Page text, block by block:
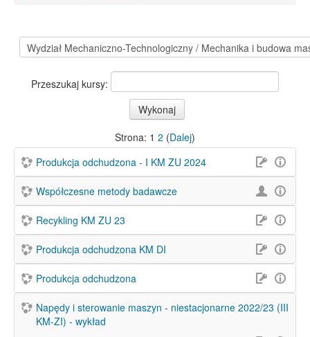
Przeszukaj kursy:
Strona: 1 2 (Dalej)
Produkcja odchudzona - I KM ZU 2024
Współczesne metody badawcze
Recykling KM ZU 23
Produkcja odchudzona KM DI
Produkcja odchudzona
Napędy i sterowanie maszyn - niestacjonarne 2022/23 (III
KM-ZI) - wykład